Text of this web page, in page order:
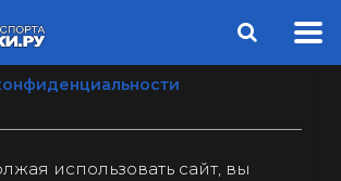
использовать сайт, вы